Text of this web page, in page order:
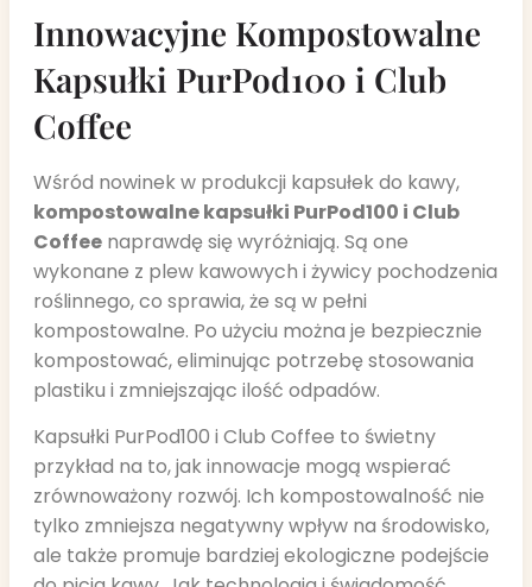
Innowacyjne Kompostowalne
Kapsułki PurPod100 i Club
Coffee
Wśród nowinek w produkcji kapsułek do kawy,
kompostowalne kapsułki PurPod100 i Club
Coffee naprawdę się wyróżniają. Są one
wykonane z plew kawowych i żywicy pochodzenia
roślinnego, co sprawia, że są w pełni
kompostowalne. Po użyciu można je bezpiecznie
kompostować, eliminując potrzebę stosowania
plastiku i zmniejszając ilość odpadów.
Kapsułki PurPod100 i Club Coffee to świetny
przykład na to, jak innowacje mogą wspierać
zrównoważony rozwój. Ich kompostowalność nie
tylko zmniejsza negatywny wpływ na środowisko,
ale także promuje bardziej ekologiczne podejście